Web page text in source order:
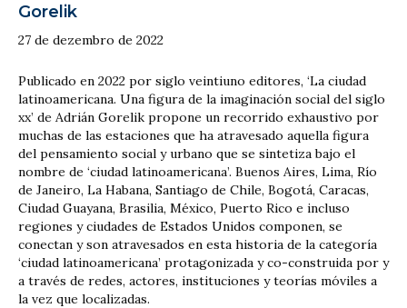
Gorelik
27 de dezembro de 2022
Publicado en 2022 por siglo veintiuno editores, ‘La ciudad
latinoamericana. Una figura de la imaginación social del siglo
xx’ de Adrián Gorelik propone un recorrido exhaustivo por
muchas de las estaciones que ha atravesado aquella figura
del pensamiento social y urbano que se sintetiza bajo el
nombre de ‘ciudad latinoamericana’. Buenos Aires, Lima, Río
de Janeiro, La Habana, Santiago de Chile, Bogotá, Caracas,
Ciudad Guayana, Brasilia, México, Puerto Rico e incluso
regiones y ciudades de Estados Unidos componen, se
conectan y son atravesados en esta historia de la categoría
‘ciudad latinoamericana’ protagonizada y co-construida por y
a través de redes, actores, instituciones y teorías móviles a
la vez que localizadas.